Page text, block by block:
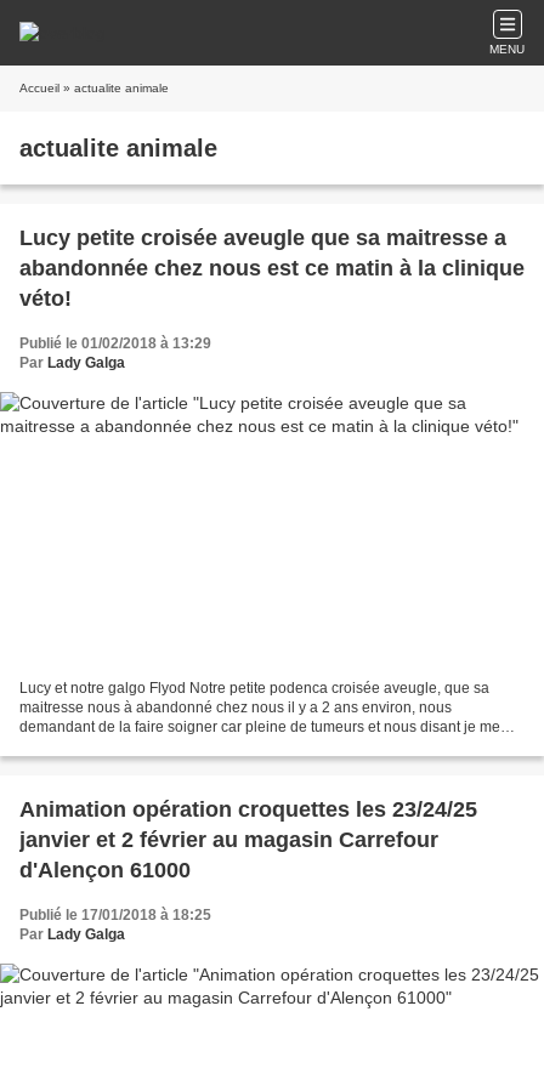
MENU
Accueil » actualite animale
actualite animale
Lucy petite croisée aveugle que sa maitresse a
abandonnée chez nous est ce matin à la clinique
véto!
Publié le 01/02/2018 à 13:29
Par Lady Galga
Lucy et notre galgo Flyod Notre petite podenca croisée aveugle, que sa
maitresse nous à abandonné chez nous il y a 2 ans environ, nous
demandant de la faire soigner car pleine de tumeurs et nous disant je me
Animation opération croquettes les 23/24/25
janvier et 2 février au magasin Carrefour
d'Alençon 61000
Publié le 17/01/2018 à 18:25
Par Lady Galga